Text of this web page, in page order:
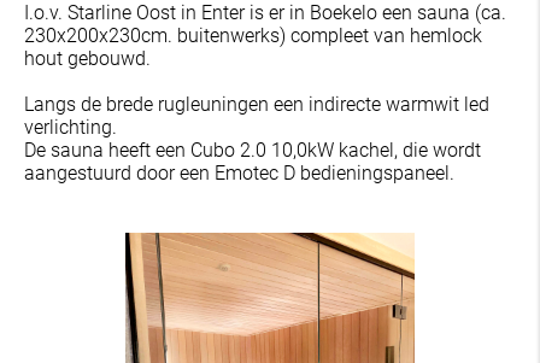
I.o.v. Starline Oost in Enter is er in Boekelo een sauna (ca.
230x200x230cm. buitenwerks) compleet van hemlock
hout gebouwd.
Langs de brede rugleuningen een indirecte warmwit led
verlichting.
De sauna heeft een Cubo 2.0 10,0kW kachel, die wordt
aangestuurd door een Emotec D bedieningspaneel.